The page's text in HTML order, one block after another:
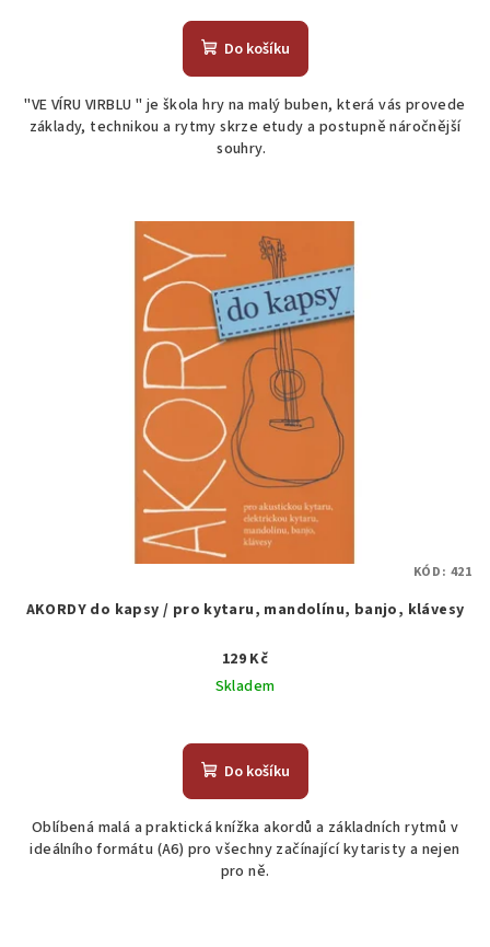
Do košíku
"VE VÍRU VIRBLU " je škola hry na malý buben, která vás provede
základy, technikou a rytmy skrze etudy a postupně náročnější
souhry.
AKORDY do kapsy / pro kytaru, mandolínu, banjo, klávesy
129 Kč
Skladem
hodnocení
produktu
z
5
hvězdiček.
Do košíku
Oblíbená malá a praktická knížka akordů a základních rytmů v
ideálního formátu (A6) pro všechny začínající kytaristy a nejen
pro ně.
KÓD: 421